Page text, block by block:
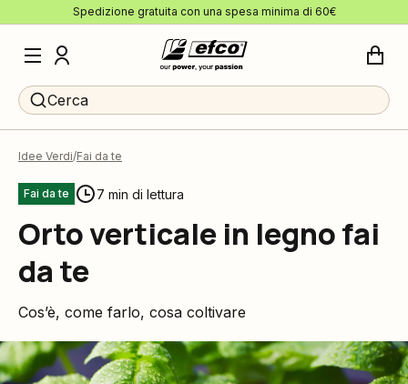
Spedizione gratuita con una spesa minima di 60€
Cerca
Idee Verdi Fai da te
Fai da te 7 min di lettura
Orto verticale in legno fai
da te
Cos’è, come farlo, cosa coltivare